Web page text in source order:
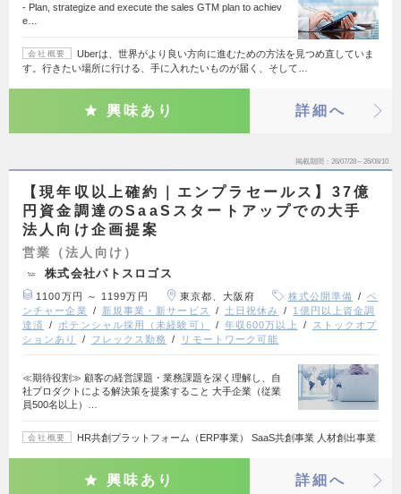
- Plan, strategize and execute the sales GTM plan to achiev
e…
会社概要
Uberは、世界がより良い方向に進むための方法を見つめ直していま
す。行きたい場所に行ける、手に入れたいものが届く、そして…
興味あり 詳細へ
掲載期間 26/07/28～26/08/10
【現年収以上確約｜エンプラセールス】37億
円資金調達のSaaSスタートアップでの大手
法人向け企画提案
営業（法人向け）
株式会社パトスロゴス
1100万円 ～ 1199万円 東京都、大阪府 株式公開準備
ベ
ンチャー企業
新規事業・新サービス 土日祝休み
1億円以上資金調
達済
ポテンシャル採用（未経験可） 年収600万以上
ストックオプ
ションあり
フレックス勤務 リモートワーク可能
≪期待役割≫ 顧客の経営課題・業務課題を深く理解し、自
社プロダクトによる解決策を提案すること 大手企業（従業
員500名以上）…
会社概要 HR共創プラットフォーム（ERP事業） SaaS共創事業 人材創出事業
興味あり 詳細へ